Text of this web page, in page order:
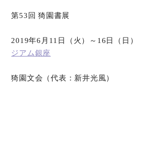
第53回 猗園書展
2019年6月11日（火）～16日（日）
ジアム銀座
猗園文会（代表：新井光風）お問い合わせ